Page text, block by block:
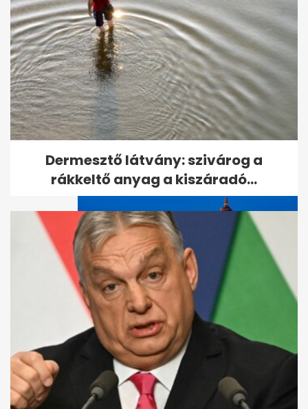
Megölték az amerikai nőt, aki
eltűnt a bulinegyedben
Ezért lesz Magyarország két
napig Európa fókuszában
Dermesztő látvány: szivárog a
rákkeltő anyag a kiszáradó...